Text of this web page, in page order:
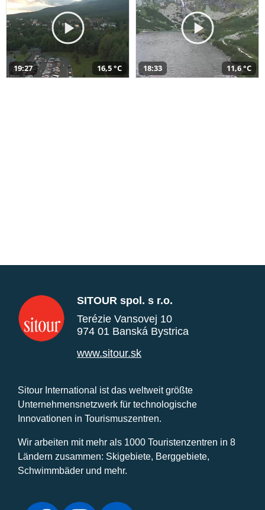
19:27 16,5 °C 18:33 11,6 °C
SITOUR spol. s r.o.
Terézie Vansovej 10
974 01 Banská Bystrica
www.sitour.sk
Sitour International ist das weltweit größte
Unternehmensnetzwerk für technologische
Innovationen in Tourismuszentren.
Wir arbeiten mit mehr als 1000 Touristenzentren in 8
Ländern zusammen: Skigebiete, Berggebiete,
Schwimmbäder und mehr.